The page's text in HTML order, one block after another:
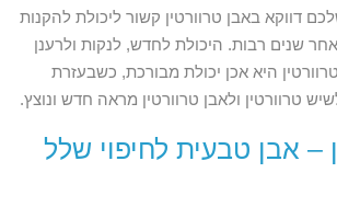
דווקא באבן טרוורטין קשור ליכולת להקנות
שנים רבות. היכולת לחדש, לנקות ולרענן
היא אכן יכולת מבורכת, כשבעזרת
טרוורטין ולאבן טרוורטין מראה חדש ונוצץ.
– אבן טבעית לחיפוי שלל